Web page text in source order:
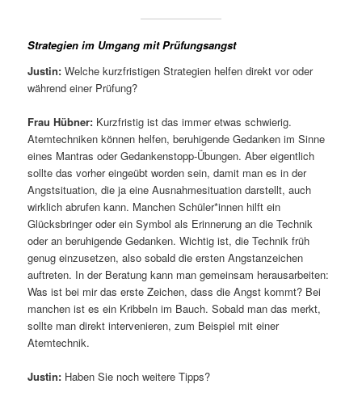
Strategien im Umgang mit Prüfungsangst
Justin: Welche kurzfristigen Strategien helfen direkt vor oder
während einer Prüfung?
Frau Hübner: Kurzfristig ist das immer etwas schwierig.
Atemtechniken können helfen, beruhigende Gedanken im Sinne
eines Mantras oder Gedankenstopp-Übungen. Aber eigentlich
sollte das vorher eingeübt worden sein, damit man es in der
Angstsituation, die ja eine Ausnahmesituation darstellt, auch
wirklich abrufen kann. Manchen Schüler*innen hilft ein
Glücksbringer oder ein Symbol als Erinnerung an die Technik
oder an beruhigende Gedanken. Wichtig ist, die Technik früh
genug einzusetzen, also sobald die ersten Angstanzeichen
auftreten. In der Beratung kann man gemeinsam herausarbeiten:
Was ist bei mir das erste Zeichen, dass die Angst kommt? Bei
manchen ist es ein Kribbeln im Bauch. Sobald man das merkt,
sollte man direkt intervenieren, zum Beispiel mit einer
Atemtechnik.
Justin: Haben Sie noch weitere Tipps?